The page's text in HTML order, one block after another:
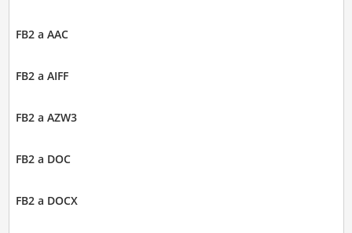
FB2 a AAC
FB2 a AIFF
FB2 a AZW3
FB2 a DOC
FB2 a DOCX